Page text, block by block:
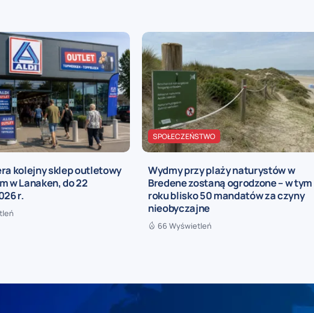
kolejny sklep outletowy
w Lanaken, do 22
r.
SPOŁECZEŃSTWO
Wydmy przy plaży naturystów w
Bredene zostaną ogrodzone – w tym
roku blisko 50 mandatów za czyny
nieobyczajne
66 Wyświetleń